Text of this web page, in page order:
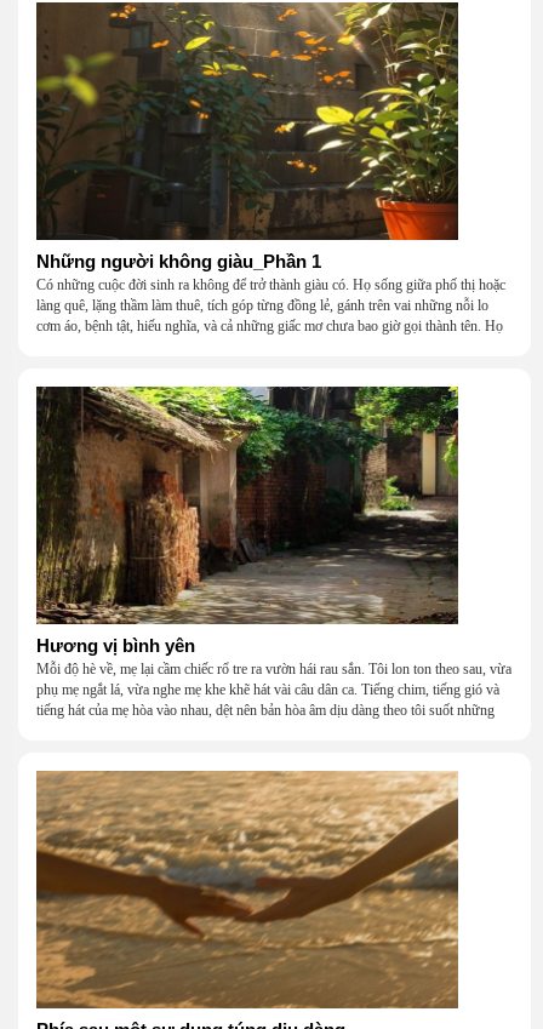
Những người không giàu_Phần 1
Có những cuộc đời sinh ra không để trở thành giàu có. Họ sống giữa phố thị hoặc
làng quê, lặng thầm làm thuê, tích góp từng đồng lẻ, gánh trên vai những nỗi lo
cơm áo, bệnh tật, hiếu nghĩa, và cả những giấc mơ chưa bao giờ gọi thành tên. Họ
một mái nhà bằng lòng thương, bằng sự nhẫn nại và một niềm tin cũ kỹ rằng: dẫu
nghèo đến đâu, cũng còn có nhau để quay về.
Hương vị bình yên
Mỗi độ hè về, mẹ lại cầm chiếc rổ tre ra vườn hái rau sắn. Tôi lon ton theo sau, vừa
phụ mẹ ngắt lá, vừa nghe mẹ khe khẽ hát vài câu dân ca. Tiếng chim, tiếng gió và
tiếng hát của mẹ hòa vào nhau, dệt nên bản hòa âm dịu dàng theo tôi suốt những